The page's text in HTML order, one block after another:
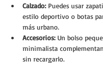
Calzado: Puedes usar
estilo deportivo o botas
más urbano.
Accesorios: Un bolso
minimalista
sin recargarlo.